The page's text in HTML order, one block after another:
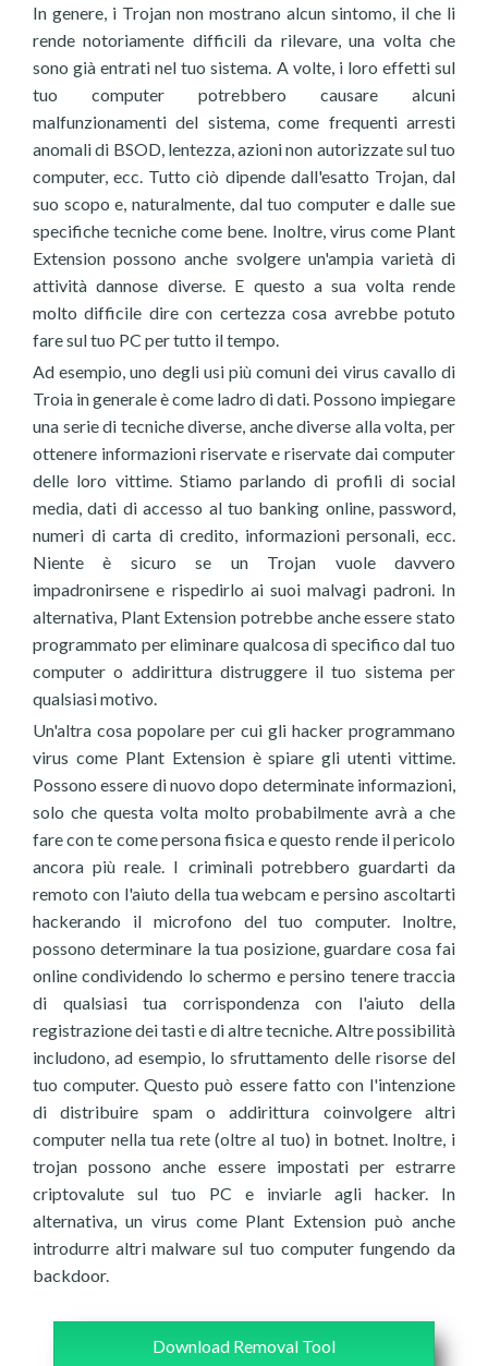
In genere, i Trojan non mostrano alcun sintomo, il che li
rende notoriamente difficili da rilevare, una volta che
sono già entrati nel tuo sistema. A volte, i loro effetti sul
tuo computer potrebbero causare alcuni
malfunzionamenti del sistema, come frequenti arresti
anomali di BSOD, lentezza, azioni non autorizzate sul tuo
computer, ecc. Tutto ciò dipende dall'esatto Trojan, dal
suo scopo e, naturalmente, dal tuo computer e dalle sue
specifiche tecniche come bene. Inoltre, virus come Plant
Extension possono anche svolgere un'ampia varietà di
attività dannose diverse. E questo a sua volta rende
molto difficile dire con certezza cosa avrebbe potuto
fare sul tuo PC per tutto il tempo.
Ad esempio, uno degli usi più comuni dei virus cavallo di
Troia in generale è come ladro di dati. Possono impiegare
una serie di tecniche diverse, anche diverse alla volta, per
ottenere informazioni riservate e riservate dai computer
delle loro vittime. Stiamo parlando di profili di social
media, dati di accesso al tuo banking online, password,
numeri di carta di credito, informazioni personali, ecc.
Niente è sicuro se un Trojan vuole davvero
impadronirsene e rispedirlo ai suoi malvagi padroni. In
alternativa, Plant Extension potrebbe anche essere stato
programmato per eliminare qualcosa di specifico dal tuo
computer o addirittura distruggere il tuo sistema per
qualsiasi motivo.
Un'altra cosa popolare per cui gli hacker programmano
virus come Plant Extension è spiare gli utenti vittime.
Possono essere di nuovo dopo determinate informazioni,
solo che questa volta molto probabilmente avrà a che
fare con te come persona fisica e questo rende il pericolo
ancora più reale. I criminali potrebbero guardarti da
remoto con l'aiuto della tua webcam e persino ascoltarti
hackerando il microfono del tuo computer. Inoltre,
possono determinare la tua posizione, guardare cosa fai
online condividendo lo schermo e persino tenere traccia
di qualsiasi tua corrispondenza con l'aiuto della
registrazione dei tasti e di altre tecniche. Altre possibilità
includono, ad esempio, lo sfruttamento delle risorse del
tuo computer. Questo può essere fatto con l'intenzione
di distribuire spam o addirittura coinvolgere altri
computer nella tua rete (oltre al tuo) in botnet. Inoltre, i
trojan possono anche essere impostati per estrarre
criptovalute sul tuo PC e inviarle agli hacker. In
alternativa, un virus come Plant Extension può anche
introdurre altri malware sul tuo computer fungendo da
backdoor.
Download Removal Tool